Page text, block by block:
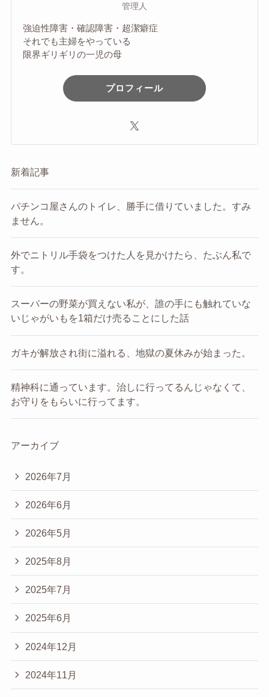
管理人
強迫性障害・確認障害・超潔癖症
それでも主婦をやっている
限界ギリギリの一児の母
プロフィール
新着記事
パチンコ屋さんのトイレ、勝手に借りていました。すみ
ません。
外でニトリル手袋をつけた人を見かけたら、たぶん私で
す。
スーパーの野菜が買えない私が、誰の手にも触れていな
いじゃがいもを1箱だけ売ることにした話
ガキが解放され街に溢れる、地獄の夏休みが始まった。
精神科に通っています。治しに行ってるんじゃなくて、
お守りをもらいに行ってます。
アーカイブ
2026年7月
2026年6月
2026年5月
2025年8月
2025年7月
2025年6月
2024年12月
2024年11月